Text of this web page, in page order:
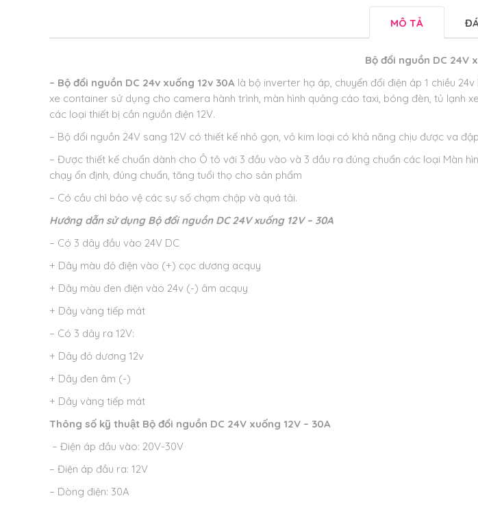
MÔ TẢ
Bộ đổi nguồn DC 24V
– Bộ đổi nguồn DC 24v xuống 12v 30A là bộ inverter hạ áp, chuyển đổi điện áp 1 chiều
xe container sử dụng cho camera hành trình, màn hình quảng cáo taxi, bóng đèn, tủ lạnh
các loại thiết bị cần nguồn điện 12V.
– Bộ đổi nguồn 24V sang 12V có thiết kế nhỏ gọn, vỏ kim loại có khả năng chịu được va
– Được thiết kế chuẩn dành cho Ô tô với 3 đầu vào và 3 đầu ra đúng chuẩn các loại Màn
chạy ổn định, đúng chuẩn, tăng tuổi thọ cho sản phẩm
– Có cầu chì bảo vệ các sự số chạm chập và quá tải.
Hướng dẫn sử dụng Bộ đổi nguồn DC 24V xuống 12V – 30A
– Có 3 dây đầu vào 24V DC
+ Dây màu đỏ điện vào (+) cọc dương acquy
+ Dây màu đen điện vào 24v (-) âm acquy
+ Dây vàng tiếp mát
– Có 3 dây ra 12V:
+ Dây đỏ dương 12v
+ Dây đen âm (-)
+ Dây vàng tiếp mát
Thông số kỹ thuật Bộ đổi nguồn DC 24V xuống 12V – 30A
– Điện áp đầu vào: 20V-30V
– Điện áp đầu ra: 12V
– Dòng điện: 30A